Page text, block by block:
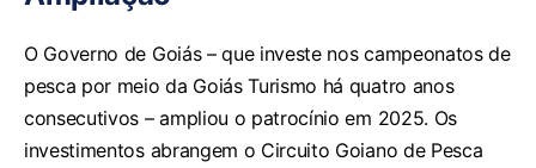
O Governo de Goiás – que investe nos campeonatos de
pesca por meio da Goiás Turismo há quatro anos
consecutivos – ampliou o patrocínio em 2025. Os
investimentos abrangem o Circuito Goiano de Pesca